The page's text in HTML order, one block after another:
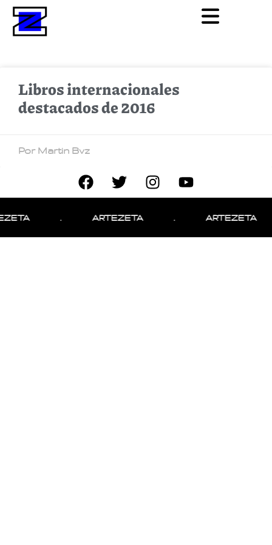
Libros internacionales
destacados de 2016
Por Martin Bvz
ARTEZETA ARTEZETA